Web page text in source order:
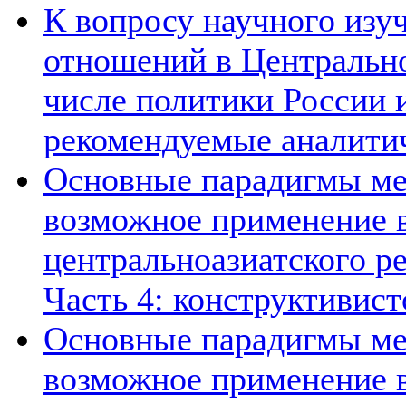
К вопросу научного
отношений в
числе политики России
рекомендуемые
Основные парадигмы
возможное применение
центральноазиатского
Часть 4:
Основные парадигмы
возможное применение